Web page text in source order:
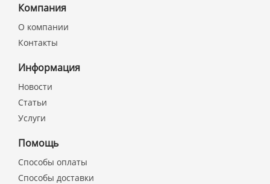
Компания
О компании
Контакты
Информация
Новости
Статьи
Услуги
Помощь
Способы оплаты
Способы доставки